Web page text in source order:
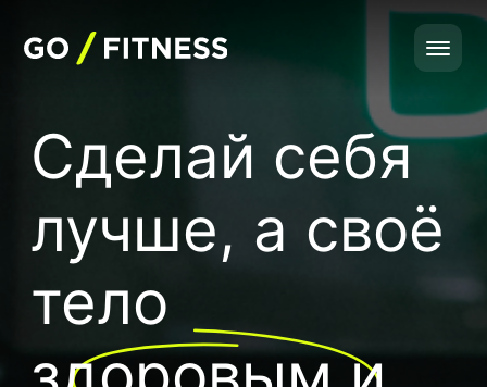
Выбрать студию и
записаться
лучше, а своё
тело
здоровым и
красивым